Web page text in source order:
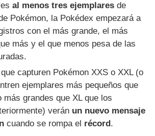
al menos tres ejemplares de
Pokémon, la Pokédex empezará a
con el más grande, el más
más y el que menos pesa de las
capturen Pokémon XXS o XXL (o
ejemplares más pequeños que
más grandes que XL que los
verán un nuevo mensaje
cuando se rompa el récord .